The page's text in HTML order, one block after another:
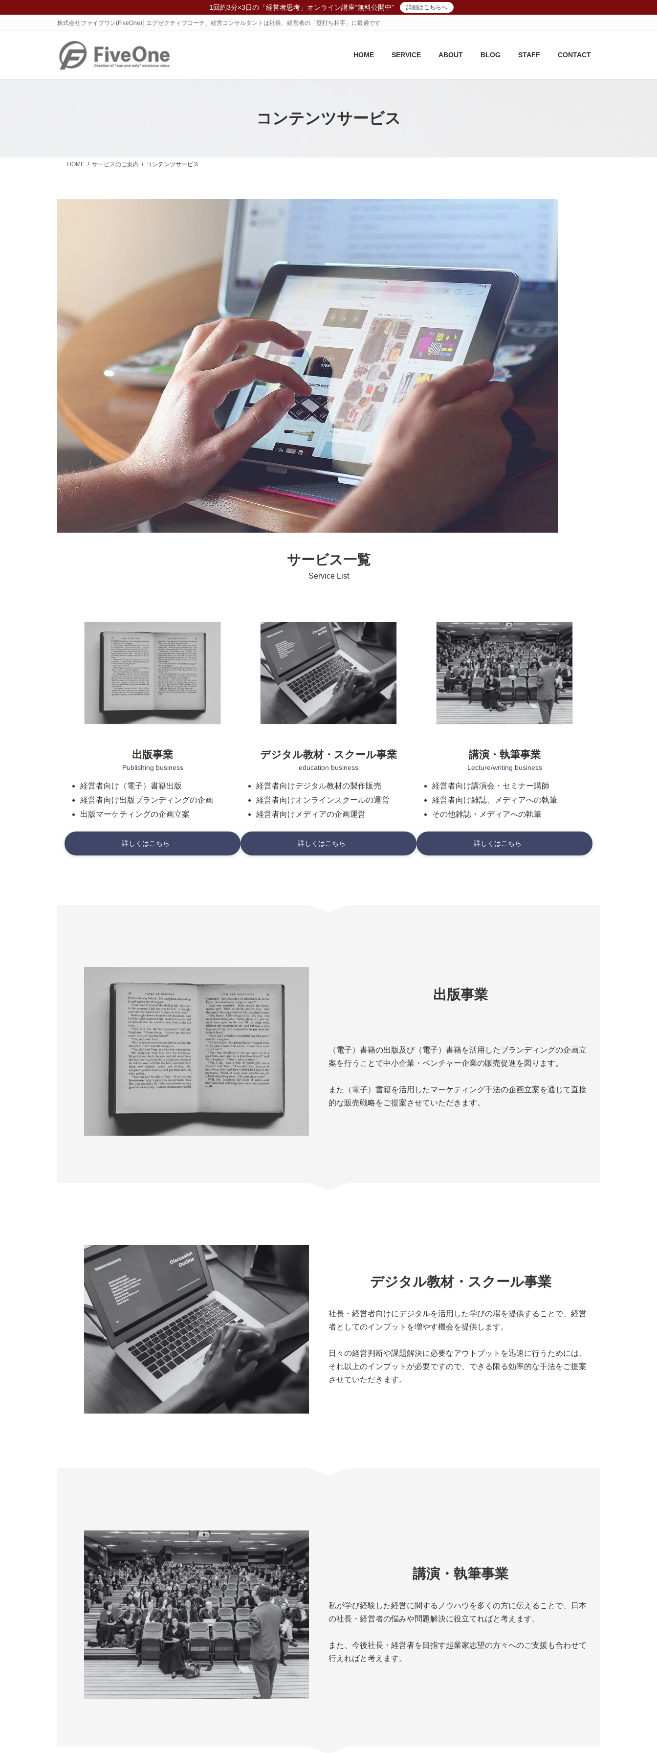
ン
ビ
1回約3分×3日の「経営者思考」オンライン講座”無料公開中" 詳細はこちらへ
株式会社ファイブワン(FiveOne)│エグゼクティブコーチ、経営コンサルタントは社長、経営者の「壁打ち相手」に最適です
HOME SERVICE ABOUT BLOG STAFF CONTACT
コンテンツサービス
HOME サービスのご案内 コンテンツサービス
サービス一覧
Service List
出版事業
Publishing business
経営者向け（電子）書籍出版
経営者向け出版ブランディングの企画
出版マーケティングの企画立案
詳しくはこちら
デジタル教材・スクール事業
education business
経営者向けデジタル教材の製作販売
経営者向けオンラインスクールの運営
経営者向けメディアの企画運営
詳しくはこちら
講演・執筆事業
Lecture/writing business
経営者向け講演会・セミナー講師
経営者向け雑誌、メディアへの執筆
その他雑誌・メディアへの執筆
詳しくはこちら
出版事業
（電子）書籍の出版及び（電子）書籍を活用したブランディングの企画立
案を行うことで中小企業・ベンチャー企業の販売促進を図ります。
また（電子）書籍を活用したマーケティング手法の企画立案を通じて直接
的な販売戦略をご提案させていただきます。
デジタル教材・スクール事業
社長・経営者向けにデジタルを活用した学びの場を提供することで、経営
者としてのインプットを増やす機会を提供します。
日々の経営判断や課題解決に必要なアウトプットを迅速に行うためには、
それ以上のインプットが必要ですので、できる限る効率的な手法をご提案
させていただきます。
講演・執筆事業
私が学び経験した経営に関するノウハウを多くの方に伝えることで、日本
の社長・経営者の悩みや問題解決に役立てればと考えます。
また、今後社長・経営者を目指す起業家志望の方々へのご支援も合わせて
行えればと考えます。